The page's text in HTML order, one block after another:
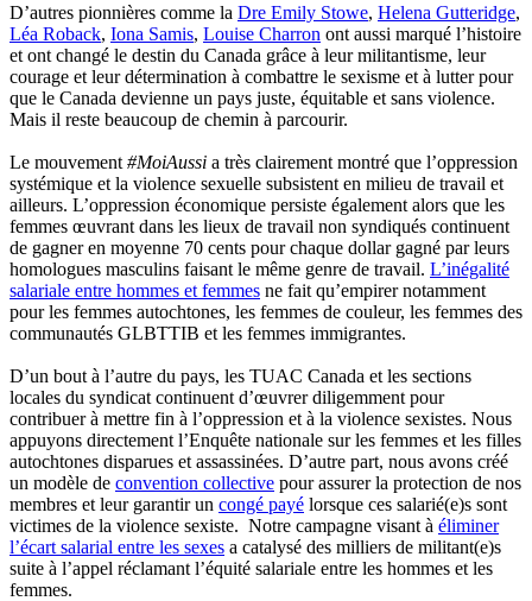
D’autres pionnières comme la Dre Emily Stowe, Helena Gutteridge,
Léa Roback, Iona Samis, Louise Charron ont aussi marqué l’histoire
et ont changé le destin du Canada grâce à leur militantisme, leur
courage et leur détermination à combattre le sexisme et à lutter pour
que le Canada devienne un pays juste, équitable et sans violence.
Mais il reste beaucoup de chemin à parcourir.
Le mouvement #MoiAussi a très clairement montré que l’oppression
systémique et la violence sexuelle subsistent en milieu de travail et
ailleurs. L’oppression économique persiste également alors que les
femmes œuvrant dans les lieux de travail non syndiqués continuent
de gagner en moyenne 70 cents pour chaque dollar gagné par leurs
homologues masculins faisant le même genre de travail. L’inégalité
salariale entre hommes et femmes ne fait qu’empirer notamment
pour les femmes autochtones, les femmes de couleur, les femmes des
communautés GLBTTIB et les femmes immigrantes.
D’un bout à l’autre du pays, les TUAC Canada et les sections
locales du syndicat continuent d’œuvrer diligemment pour
contribuer à mettre fin à l’oppression et à la violence sexistes. Nous
appuyons directement l’Enquête nationale sur les femmes et les filles
autochtones disparues et assassinées. D’autre part, nous avons créé
un modèle de convention collective pour assurer la protection de nos
membres et leur garantir un congé payé lorsque ces salarié(e)s sont
victimes de la violence sexiste. Notre campagne visant à éliminer
l’écart salarial entre les sexes a catalysé des milliers de militant(e)s
suite à l’appel réclamant l’équité salariale entre les hommes et les
femmes.